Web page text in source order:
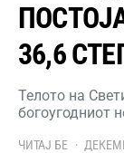
36,6
Телото на
богоугодниот
ЧИТАЈ БЕ